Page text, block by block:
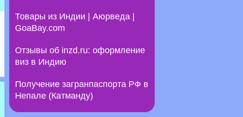
Товары из Индии | Аюрведа |
GoaBay.com
Отзывы об inzd.ru: оформление
виз в Индию
Получение загранпаспорта РФ в
Непале (Катманду)